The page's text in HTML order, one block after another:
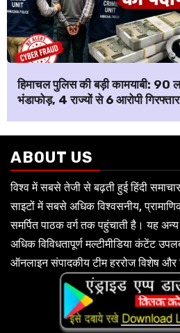
हिमाचल पुलिस की बड़ी कामयाबी: ₹90
भंडाफोड़, 4 राज्यों से 6 आरोपी गिरफ्तार
ABOUT US
विश्व में सबसे तेजी से बढ़ती हुई हिंदी
साइटों में सबसे अधिक विश्वसनीय,
समर्पित पाठक वर्ग तक पहुंचाती है। यह
अधिक विविधतापूर्ण मल्टीमीडिया कंटेंट
ऑनलाइन संपादकीय टीम हररोज विशेष और